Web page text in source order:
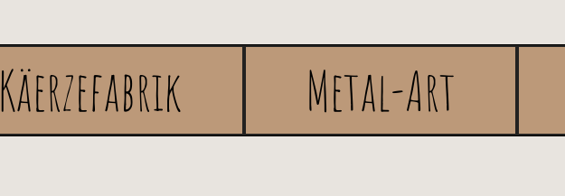
Käerzefabrik Metal-Art